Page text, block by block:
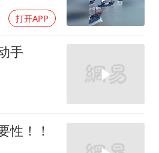
打开APP
手
性！！